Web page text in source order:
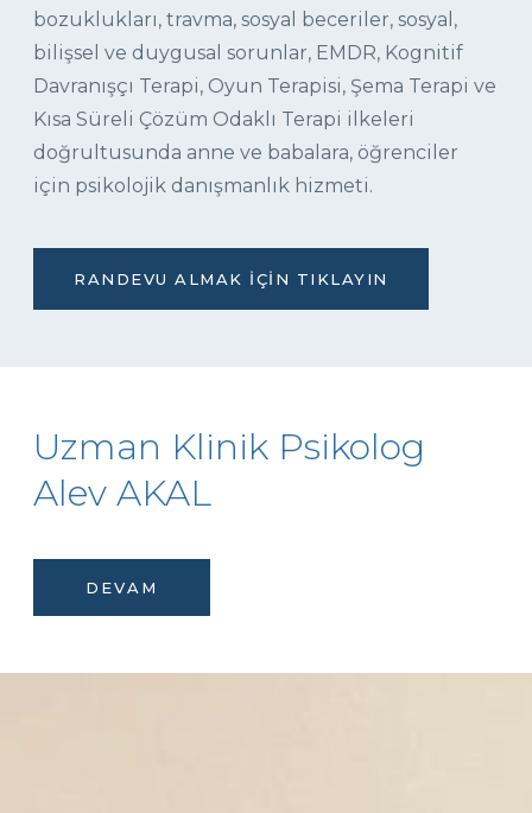
bozuklukları, travma, sosyal beceriler, sosyal,
bilişsel ve duygusal sorunlar, EMDR, Kognitif
Davranışçı Terapi, Oyun Terapisi, Şema Terapi ve
Kısa Süreli Çözüm Odaklı Terapi ilkeleri
doğrultusunda anne ve babalara, öğrenciler
için psikolojik danışmanlık hizmeti.
RANDEVU ALMAK İÇIN TIKLAYIN
Uzman Klinik Psikolog
Alev AKAL
DEVAM